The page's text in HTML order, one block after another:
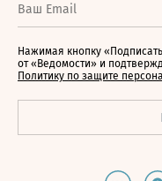
Нажимая кнопку
от «Ведомости» и
Политику по защите